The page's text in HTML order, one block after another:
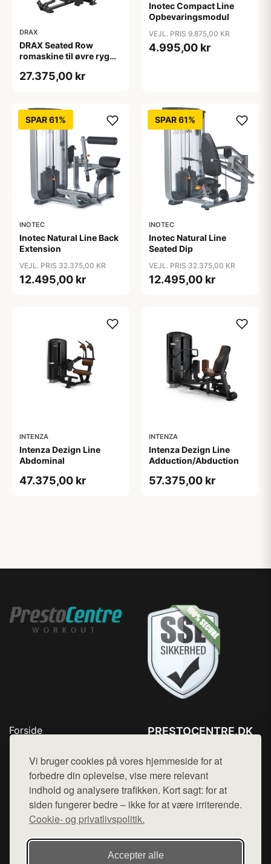
Vi bruger cookies på vores hjemmeside for at
forbedre din oplevelse, vise mere relevant
indhold og analysere trafikken. Kort sagt: for at
siden fungerer bedre – ikke for at være irriterende.
Cookie- og privatlivspolitik.
Accepter alle
DRAX
DRAX Seated Row
romaskine til øvre ryg
vægtmagasin
27.375,00 kr
Inotec Compact Line
Opbevaringsmodul
VEJL. PRIS 9.875,00 KR
4.995,00 kr
SPAR 61%
INOTEC
Inotec Natural Line Back
Extension
VEJL. PRIS 32.375,00 KR
12.495,00 kr
SPAR 61%
INOTEC
Inotec Natural Line
Seated Dip
VEJL. PRIS 32.375,00 KR
12.495,00 kr
INTENZA
Intenza Dezign Line
Abdominal
47.375,00 kr
INTENZA
Intenza Dezign Line
Adduction/Abduction
57.375,00 kr
Forside
Top Rabatter
Kontakt
PRESTOCENTRE.DK
Mail: hej@want.dk
Cookie- og privatlivspolitik
Denne side er en del af want.dk, der udgiver en række